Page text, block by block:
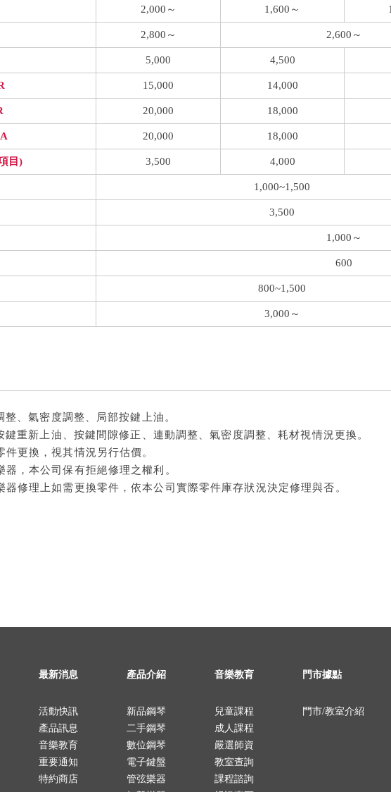
2,000～ 1,600～
2,800～ 2,600～
5,000 4,500
15,000 14,000
20,000 18,000
20,000 18,000
目) 3,500 4,000
1,000~1,500
3,500
1,000～
600
800~1,500
3,000～
、氣密度調整、局部按鍵上油。
重新上油、按鍵間隙修正、連動調整、氣密度調整、耗材視情況更換。
更換，視其情況另行估價。
，本公司保有拒絕修理之權利。
修理上如需更換零件，依本公司實際零件庫存狀況決定修理與否。
最新消息
活動快訊
產品訊息
音樂教育
重要通知
特約商店
產品介紹
新品鋼琴
二手鋼琴
數位鋼琴
電子鍵盤
管弦樂器
音樂教育
兒童課程
成人課程
嚴選師資
教室查詢
課程諮詢
門市據點
門市/教室介紹